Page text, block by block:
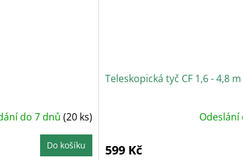
do 7 dnů (20 ks)
Do košíku
Teleskopická tyč CF 1,6 - 4,8 m
599 Kč